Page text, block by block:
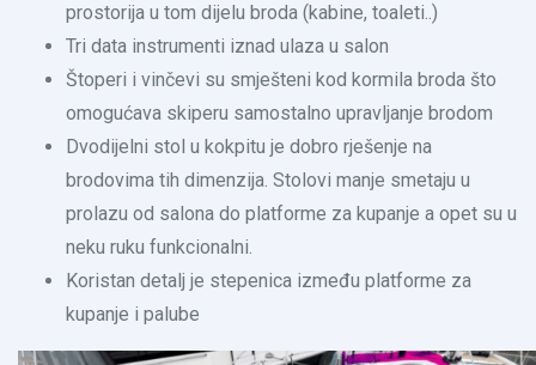
prostorija u tom dijelu broda (kabine, toaleti..)
Tri data instrumenti iznad ulaza u salon
Štoperi i vinčevi su smješteni kod kormila broda što
omogućava skiperu samostalno upravljanje brodom
Dvodijelni stol u kokpitu je dobro rješenje na
brodovima tih dimenzija. Stolovi manje smetaju u
prolazu od salona do platforme za kupanje a opet su u
neku ruku funkcionalni.
Koristan detalj je stepenica između platforme za
kupanje i palube